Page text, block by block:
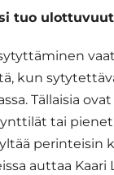
tuo
kun
Tällaisia
tai
perinteisin
auttaa Kaari